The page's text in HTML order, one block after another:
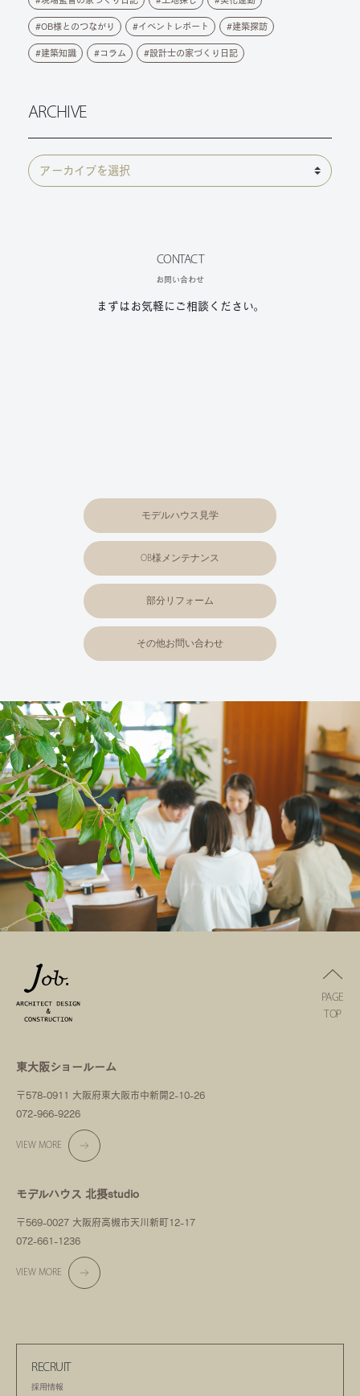
OB様とのつながり イベントレポート 建築探訪
建築知識 コラム 設計士の家づくり日記
ARCHIVE
CONTACT
お問い合わせ
まずはお気軽にご相談ください。
モデルハウス見学
OB様メンテナンス
部分リフォーム
その他お問い合わせ
東大阪ショールーム
〒578-0911 大阪府東大阪市中新開2-10-26
072-966-9226
VIEW MORE
モデルハウス 北摂studio
〒569-0027 大阪府高槻市天川新町12-17
072-661-1236
VIEW MORE
RECRUIT
採用情報
PAGE
TOP